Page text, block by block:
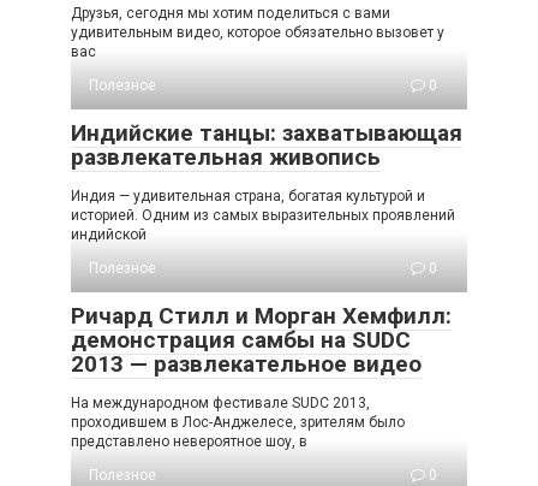
Друзья, сегодня мы хотим поделиться с вами
удивительным видео, которое обязательно вызовет у
вас
Полезное
0
Индийские танцы: захватывающая
развлекательная живопись
Индия — удивительная страна, богатая культурой и
историей. Одним из самых выразительных проявлений
индийской
Полезное
0
Ричард Стилл и Морган Хемфилл:
демонстрация самбы на SUDC
2013 — развлекательное видео
На международном фестивале SUDC 2013,
проходившем в Лос-Анджелесе, зрителям было
представлено невероятное шоу, в
Полезное
0